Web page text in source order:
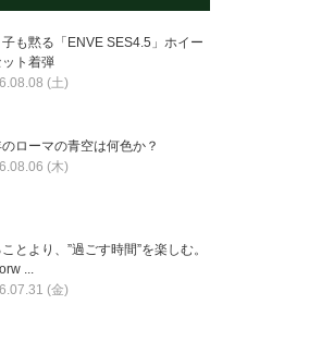
も黙る「ENVE SES4.5」ホイー
ット着弾
(土)
ローマの青空は何色か？
(木)
とより、”過ごす時間”を楽しむ。
...
(金)